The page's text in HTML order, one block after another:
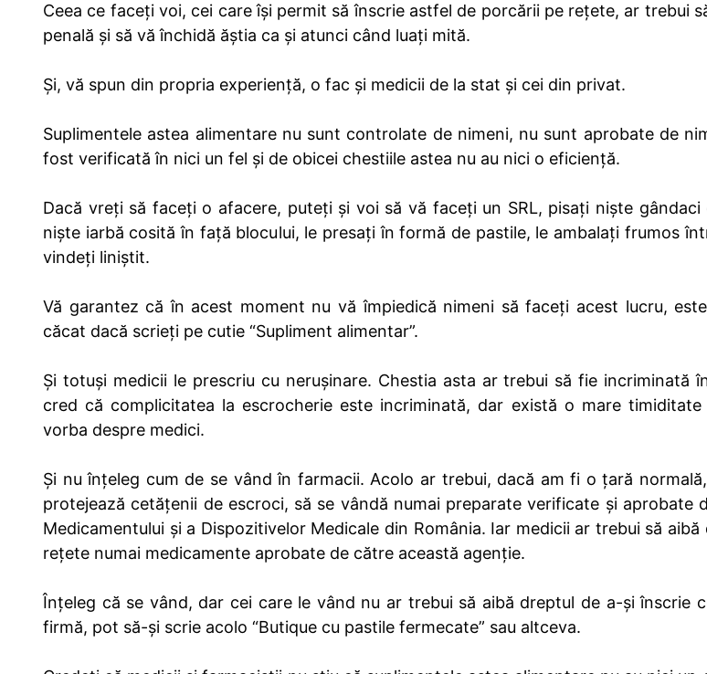
Ceea ce faceți voi, cei care își permit să înscrie astfel de porcării pe rețete, ar trebui
penală și să vă închidă ăștia ca și atunci când luați mită.
Și, vă spun din propria experiență, o fac și medicii de la stat și cei din privat.
Suplimentele astea alimentare nu sunt controlate de nimeni, nu sunt aprobate de
fost verificată în nici un fel și de obicei chestiile astea nu au nici o eficiență.
Dacă vreți să faceți o afacere, puteți și voi să vă faceți un SRL, pisați niște gândaci
niște iarbă cosită în față blocului, le presați în formă de pastile, le ambalați frumos
vindeți liniștit.
Vă garantez că în acest moment nu vă împiedică nimeni să faceți acest lucru,
căcat dacă scrieți pe cutie “Supliment alimentar”.
Și totuși medicii le prescriu cu nerușinare. Chestia asta ar trebui să fie incriminată
cred că complicitatea la escrocherie este incriminată, dar există o mare
vorba despre medici.
Și nu înțeleg cum de se vând în farmacii. Acolo ar trebui, dacă am fi o țară
protejează cetățenii de escroci, să se vândă numai preparate verificate și aprobate
Medicamentului și a Dispozitivelor Medicale din România. Iar medicii ar trebui să
rețete numai medicamente aprobate de către această agenție.
Înțeleg că se vând, dar cei care le vând nu ar trebui să aibă dreptul de a-și înscrie
firmă, pot să-și scrie acolo “Butique cu pastile fermecate” sau altceva.